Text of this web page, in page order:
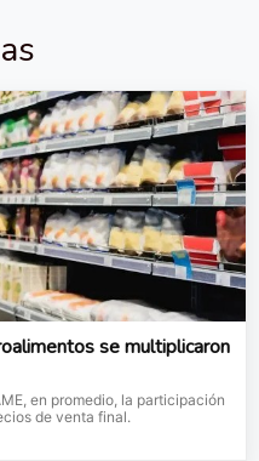
se multiplicaron
en promedio, la participación
de venta final.